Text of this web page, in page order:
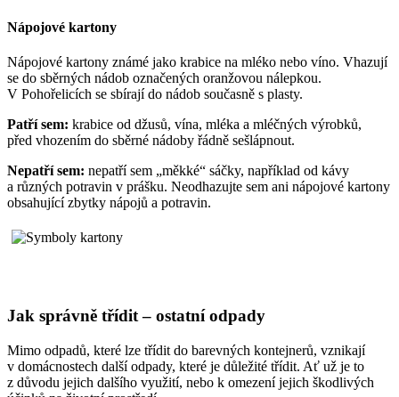
Nápojové kartony
Nápojové kartony známé jako krabice na mléko nebo víno. Vhazují
se do sběrných nádob označených oranžovou nálepkou.
V Pohořelicích se sbírají do nádob současně s plasty.
Patří sem: krabice od džusů, vína, mléka a mléčných výrobků,
před vhozením do sběrné nádoby řádně sešlápnout.
Nepatří sem: nepatří sem „měkké“ sáčky, například od kávy
a různých potravin v prášku. Neodhazujte sem ani nápojové kartony
obsahující zbytky nápojů a potravin.
Jak správně třídit – ostatní odpady
Mimo odpadů, které lze třídit do barevných kontejnerů, vznikají
v domácnostech další odpady, které je důležité třídit. Ať už je to
z důvodu jejich dalšího využití, nebo k omezení jejich škodlivých